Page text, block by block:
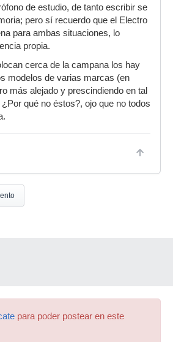
de estudio, de tanto escribir se
pero sí recuerdo que el Electro
para ambas situaciones, lo
propia.
cerca de la campana los hay
modelos de varias marcas (en
más alejado y prescindiendo en tal
qué no éstos?, ojo que no todos
para poder postear en este